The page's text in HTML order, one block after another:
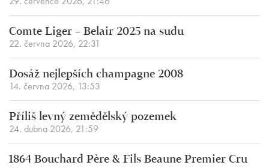
Comte Liger – Belair 2025 na sudu
22. června 2026, 22:31
Dosáž nejlepších champagne 2008
14. června 2026, 13:53
Příliš levný zemědělský pozemek
24. dubna 2026, 21:59
1864 Bouchard Père & Fils Beaune Premier Cru